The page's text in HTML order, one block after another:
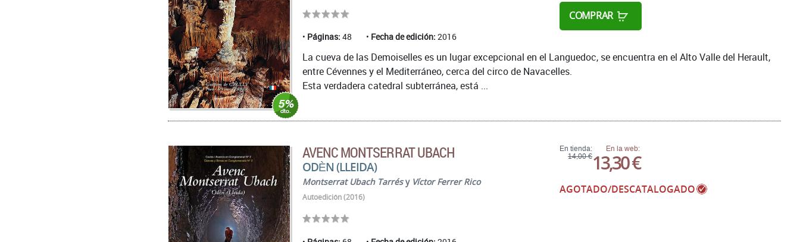
Páginas: 48 Fecha de edición: 2016
COMPRAR
La cueva de las Demoiselles es un lugar excepcional en el Languedoc, se encuentra en el Alto Valle del Herault,
entre Cévennes y el Mediterráneo, cerca del circo de Navacelles.
Esta verdadera catedral subterránea, está ...
AVENC MONTSERRAT UBACH
ODÈN (LLEIDA)
Montserrat Ubach Tarrésy Víctor Ferrer Rico
Autoedición (2016)
En tienda:
14,00 €
En la web:
13,30 €
AGOTADO/DESCATALOGADO